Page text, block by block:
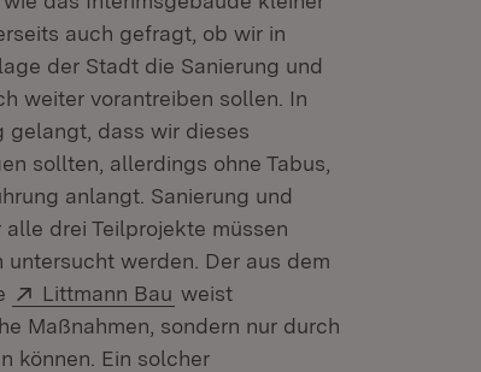
auch gefragt, ob wir in
der Stadt die Sanierung und
weiter vorantreiben sollen. In
gelangt, dass wir dieses
sollten, allerdings ohne Tabus,
anlangt. Sanierung und
drei Teilprojekte müssen
werden. Der aus dem
Extern:
Littmann Bau (Öffnet in neuem Fenster)
weist
Maßnahmen, sondern nur durch
können. Ein solcher